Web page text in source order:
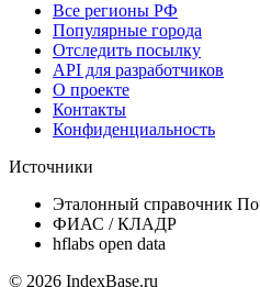
Все регионы РФ
Популярные города
Отследить посылку
API для разработчиков
О проекте
Контакты
Конфиденциальность
Источники
Эталонный справочник
ФИАС / КЛАДР
hflabs open data
© 2026 IndexBase.ru